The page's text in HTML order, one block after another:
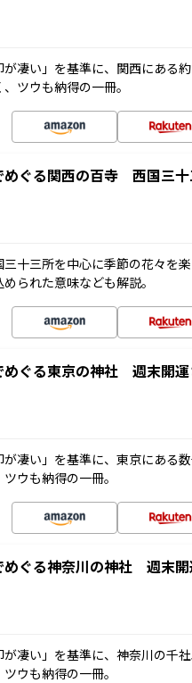
が凄い」を基準に、関西にある
ツウも納得の一冊。
ぐる関西の百寺 西国三十
十三所を中心に季節の花々を
られた意味なども解説。
ぐる東京の神社 週末開
が凄い」を基準に、東京にある
ウも納得の一冊。
ぐる神奈川の神社 週末
が凄い」を基準に、神奈川の千
ウも納得の一冊。